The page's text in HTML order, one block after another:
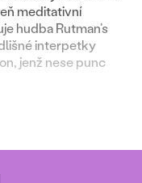
meditativní
hudba Rutman’s
interpetky
jenž nese punc